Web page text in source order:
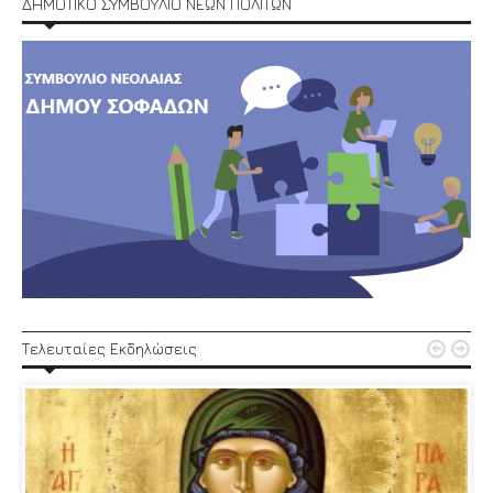
ΔΗΜΟΤΙΚΟ ΣΥΜΒΟΥΛΙΟ ΝΕΩΝ ΠΟΛΙΤΩΝ
Τελευταίες Εκδηλώσεις  